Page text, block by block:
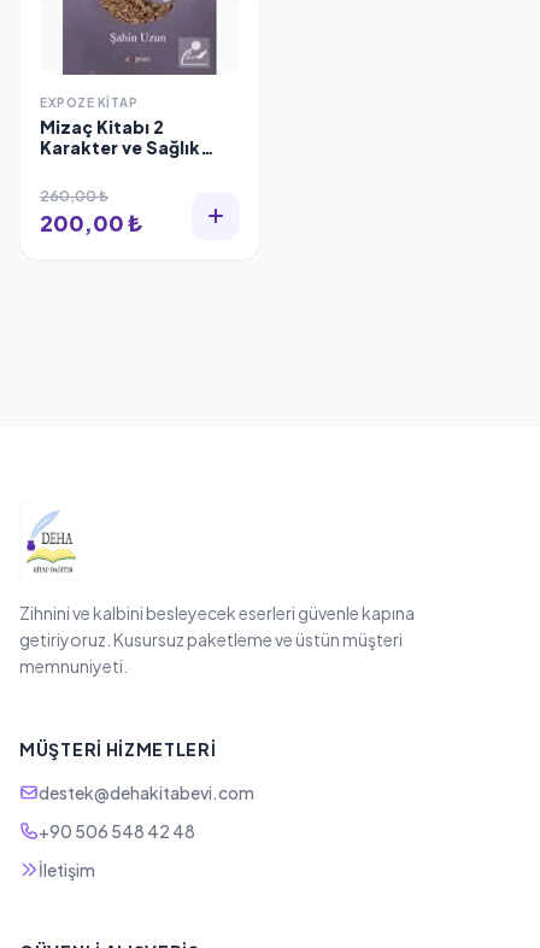
EXPOZE KITAP
Mizaç Kitabı 2
Karakter ve Sağlık
260,00 ₺
200,00 ₺
Zihnini ve kalbini besleyecek eserleri güvenle kapına
getiriyoruz. Kusursuz paketleme ve üstün müşteri
memnuniyeti.
MÜŞTERI HIZMETLERI
destek@dehakitabevi.com
+90 506 548 42 48
İletişim